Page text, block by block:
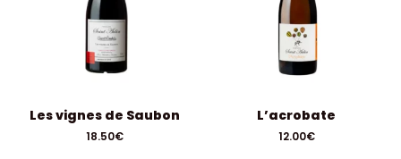
Les vignes de Saubon
18.50€
L’acrobate
12.00€